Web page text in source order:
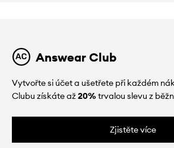
Answear Club
Vytvořte si účet a ušetřete při každém
Clubu získáte až20%trvalou slevu z
Zjistěte více